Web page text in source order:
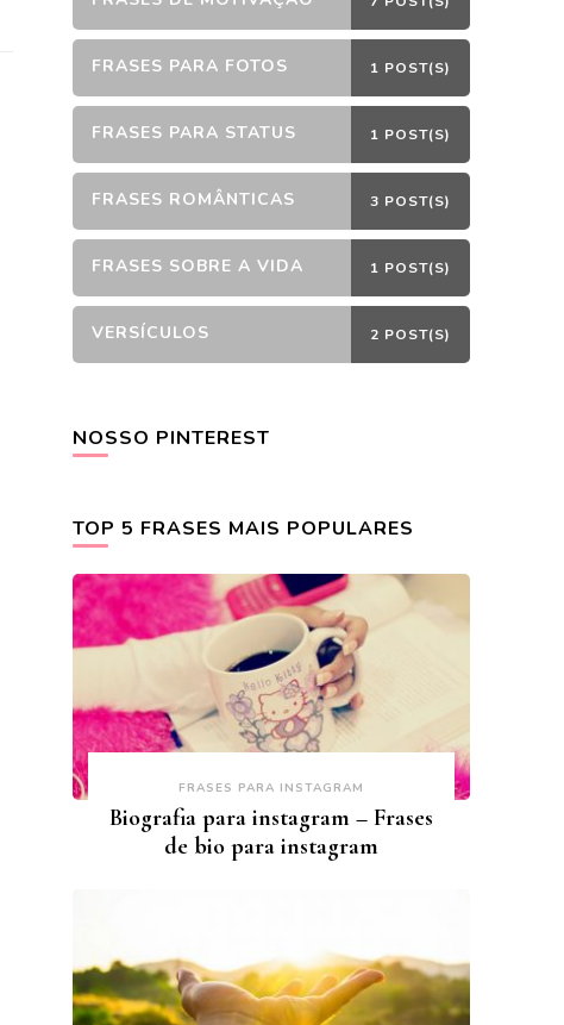
FRASES PARA FOTOS 1 POST(S)
FRASES PARA STATUS 1 POST(S)
FRASES ROMÂNTICAS 3 POST(S)
FRASES SOBRE A VIDA 1 POST(S)
VERSÍCULOS 2 POST(S)
NOSSO PINTEREST
TOP 5 FRASES MAIS POPULARES
FRASES PARA INSTAGRAM
Biografia para instagram – Frases
de bio para instagram